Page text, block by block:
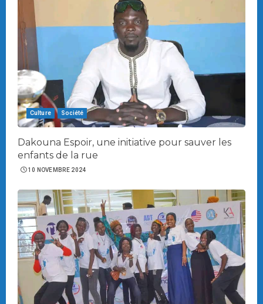
Culture Société
Dakouna Espoir, une initiative pour sauver les
enfants de la rue
10 NOVEMBRE 2024